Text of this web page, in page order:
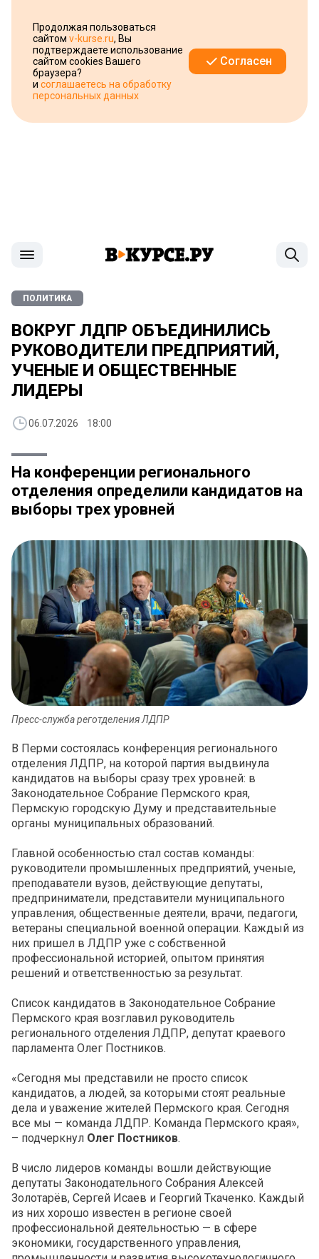
Продолжая пользоваться
сайтом v-kurse.ru, Вы
подтверждаете использование
сайтом cookies Вашего
браузера?
и соглашаетесь на обработку
персональных данных
Согласен
ПОЛИТИКА
ВОКРУГ ЛДПР ОБЪЕДИНИЛИСЬ
РУКОВОДИТЕЛИ ПРЕДПРИЯТИЙ,
УЧЕНЫЕ И ОБЩЕСТВЕННЫЕ
ЛИДЕРЫ
06.07.2026 18:00
На конференции регионального
отделения определили кандидатов на
выборы трех уровней
Пресс-служба реготделения ЛДПР
В Перми состоялась конференция регионального
отделения ЛДПР, на которой партия выдвинула
кандидатов на выборы сразу трех уровней: в
Законодательное Собрание Пермского края,
Пермскую городскую Думу и представительные
органы муниципальных образований.
Главной особенностью стал состав команды:
руководители промышленных предприятий, ученые,
преподаватели вузов, действующие депутаты,
предприниматели, представители муниципального
управления, общественные деятели, врачи, педагоги,
ветераны специальной военной операции. Каждый из
них пришел в ЛДПР уже с собственной
профессиональной историей, опытом принятия
решений и ответственностью за результат.
Список кандидатов в Законодательное Собрание
Пермского края возглавил руководитель
регионального отделения ЛДПР, депутат краевого
парламента Олег Постников.
«Сегодня мы представили не просто список
кандидатов, а людей, за которыми стоят реальные
дела и уважение жителей Пермского края. Сегодня
все мы — команда ЛДПР. Команда Пермского края»,
– подчеркнул Олег Постников.
В число лидеров команды вошли действующие
депутаты Законодательного Собрания Алексей
Золотарёв, Сергей Исаев и Георгий Ткаченко. Каждый
из них хорошо известен в регионе своей
профессиональной деятельностью — в сфере
экономики, государственного управления,